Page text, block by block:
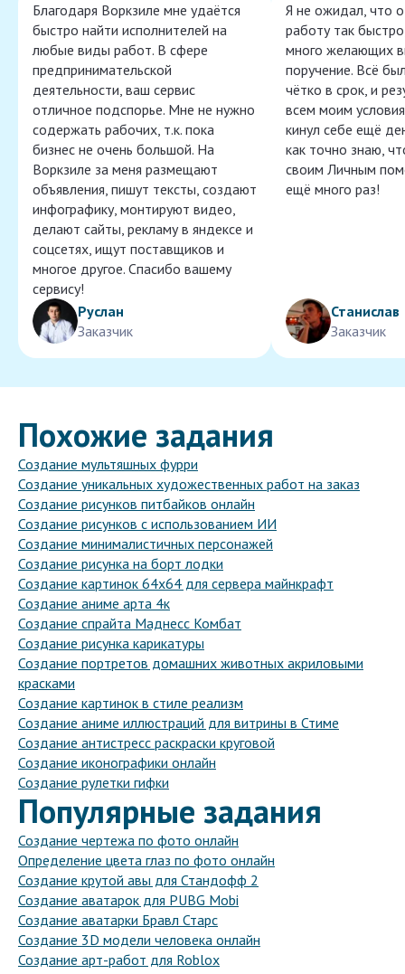
Благодаря Воркзиле мне удаётся
быстро найти исполнителей на
любые виды работ. В сфере
предпринимательской
деятельности, ваш сервис
отличное подспорье. Мне не нужно
содержать рабочих, т.к. пока
бизнес не очень большой. На
Воркзиле за меня размещают
объявления, пишут тексты, создают
инфографику, монтируют видео,
делают сайты, рекламу в яндексе и
соцсетях, ищут поставщиков и
многое другое. Спасибо вашему
сервису!
Руслан
Заказчик
Я не ожидал, что
работу так
много желающих
поручение. Всё
чётко в срок, и
всем моим
кинул себе ещё
как точно знаю,
своим Личным
ещё много раз!
Станислав
Заказчик
Похожие задания
Создание мультяшных фурри
Создание уникальных художественных работ на заказ
Создание рисунков питбайков онлайн
Создание рисунков с использованием ИИ
Создание минималистичных персонажей
Создание рисунка на борт лодки
Создание картинок 64х64 для сервера майнкрафт
Создание аниме арта 4к
Создание спрайта Маднесс Комбат
Создание рисунка карикатуры
Создание портретов домашних животных акриловыми
красками
Создание картинок в стиле реализм
Создание аниме иллюстраций для витрины в Стиме
Создание антистресс раскраски круговой
Создание иконографики онлайн
Создание рулетки гифки
Популярные задания
Создание чертежа по фото онлайн
Определение цвета глаз по фото онлайн
Создание крутой авы для Стандофф 2
Создание аватарок для PUBG Mobi
Создание аватарки Бравл Старс
Создание 3D модели человека онлайн
Создание арт-работ для Roblox